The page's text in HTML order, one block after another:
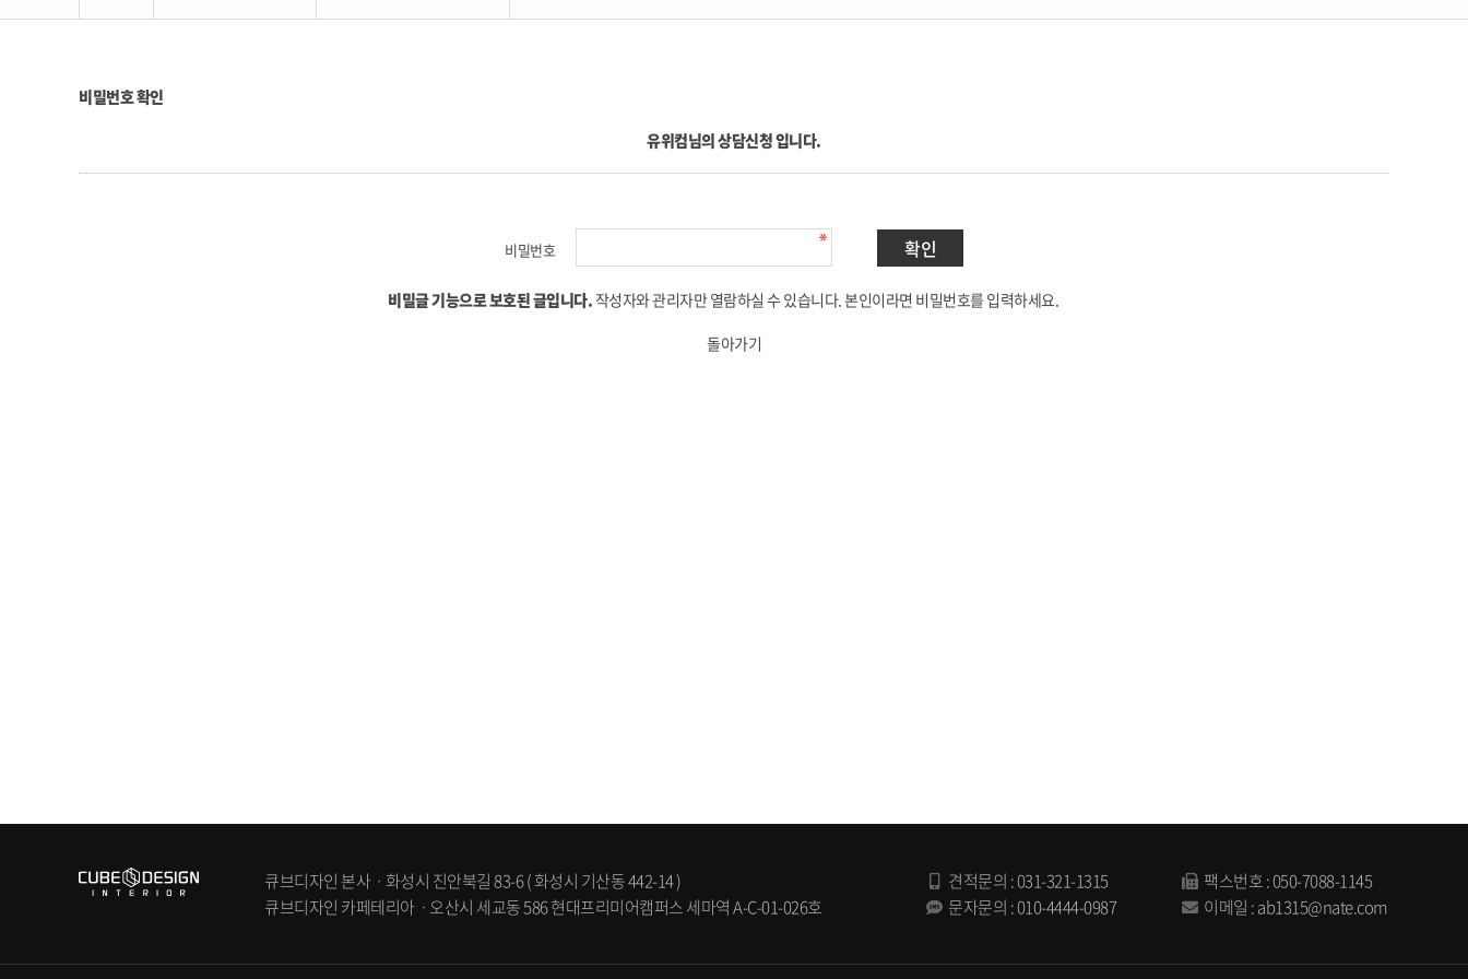
비밀번호 확인
유위컴님의 상담신청 입니다.
비밀번호
비밀글 기능으로 보호된 글입니다. 작성자와 관리자만 열람하실 수 있습니다. 본인이라면 비밀번호를 입력하세요.
돌아가기
큐브디자인 본사ㆍ화성시 진안북길 83-6 ( 화성시 기산동 442-14 )
큐브디자인 카페테리아ㆍ오산시 세교동 586 현대프리미어캠퍼스 세마역 A-C-01-026호
견적문의 :031-321-1315
문자문의 :010-4444-0987
팩스번호 : 050-7088-1145
이메일 :ab1315@nate.com